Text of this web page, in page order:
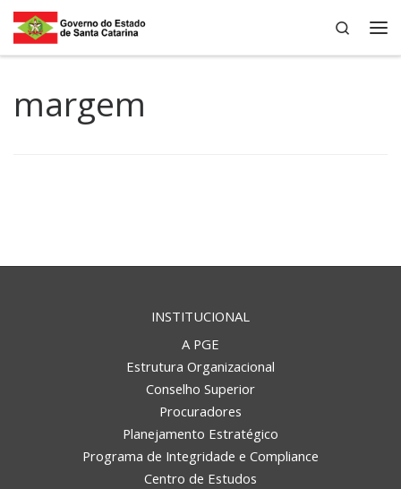
Skip to content
Search
margem
INSTITUCIONAL
A PGE
Estrutura Organizacional
Conselho Superior
Procuradores
Planejamento Estratégico
Programa de Integridade e Compliance
Centro de Estudos